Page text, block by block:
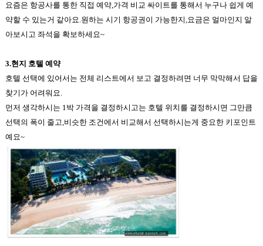
요즘은 항공사를 통한 직접 예약,가격 비교 싸이트를 통해서 누구나 쉽게 예
약할 수 있는거 같아요.원하는 시기 항공권이 가능한지,요금은 얼마인지 알
아보시고 좌석을 확보하세요~
3.현지 호텔 예약
호텔 선택에 있어서는 전체 리스트에서 보고 결정하려면 너무 막막해서 답을
찾기가 어려워요.
먼저 생각하시는 1박 가격을 결정하시고는 호텔 위치를 결정하시면 그만큼
선택의 폭이 줄고,비슷한 조건에서 비교해서 선택하시는게 중요한 키포인트
예요~